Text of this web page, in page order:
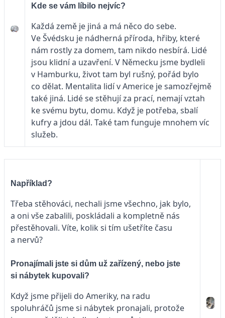
Kde se vám líbilo nejvíc?
Každá země je jiná a má něco do sebe.
Ve Švédsku je nádherná příroda, hřiby, které
nám rostly za domem, tam nikdo nesbírá. Lidé
jsou klidní a uzavření. V Německu jsme bydleli
v Hamburku, život tam byl rušný, pořád bylo
co dělat. Mentalita lidí v Americe je samozřejmě
také jiná. Lidé se stěhují za prací, nemají vztah
ke svému bytu, domu. Když je potřeba, sbalí
kufry a jdou dál. Také tam funguje mnohem víc
služeb.
Například?
Třeba stěhováci, nechali jsme všechno, jak bylo,
a oni vše zabalili, poskládali a kompletně nás
přestěhovali. Víte, kolik si tím ušetříte času
a nervů?
Pronajímali jste si dům už zařízený, nebo jste
si nábytek kupovali?
Když jsme přijeli do Ameriky, na radu
spoluhráčů jsme si nábytek pronajali, protože